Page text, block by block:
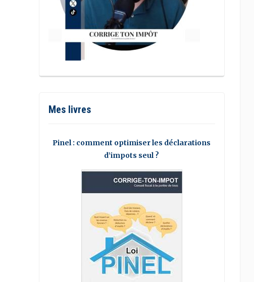
Mes livres
Pinel : comment optimiser les déclarations
d’impots seul ?